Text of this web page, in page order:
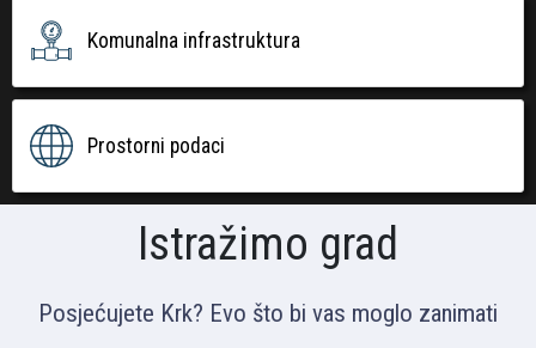
Komunalna infrastruktura
Prostorni podaci
Istražimo grad
Posjećujete Krk? Evo što bi vas moglo zanimati